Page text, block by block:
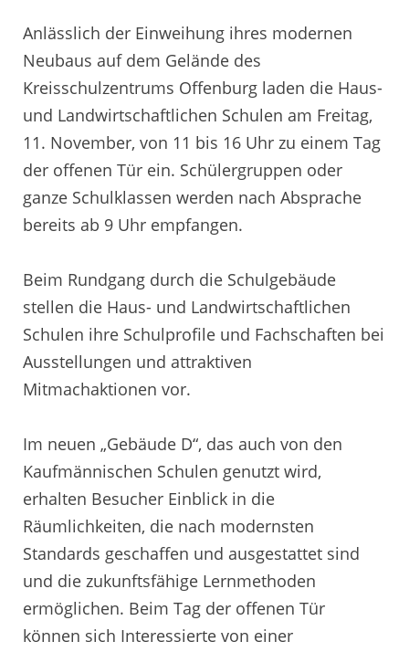
Anlässlich der Einweihung ihres modernen
Neubaus auf dem Gelände des
Kreisschulzentrums Offenburg laden die Haus-
und Landwirtschaftlichen Schulen am Freitag,
11. November, von 11 bis 16 Uhr zu einem Tag
der offenen Tür ein. Schülergruppen oder
ganze Schulklassen werden nach Absprache
bereits ab 9 Uhr empfangen.
Beim Rundgang durch die Schulgebäude
stellen die Haus- und Landwirtschaftlichen
Schulen ihre Schulprofile und Fachschaften bei
Ausstellungen und attraktiven
Mitmachaktionen vor.
Im neuen „Gebäude D“, das auch von den
Kaufmännischen Schulen genutzt wird,
erhalten Besucher Einblick in die
Räumlichkeiten, die nach modernsten
Standards geschaffen und ausgestattet sind
und die zukunftsfähige Lernmethoden
ermöglichen. Beim Tag der offenen Tür
können sich Interessierte von einer